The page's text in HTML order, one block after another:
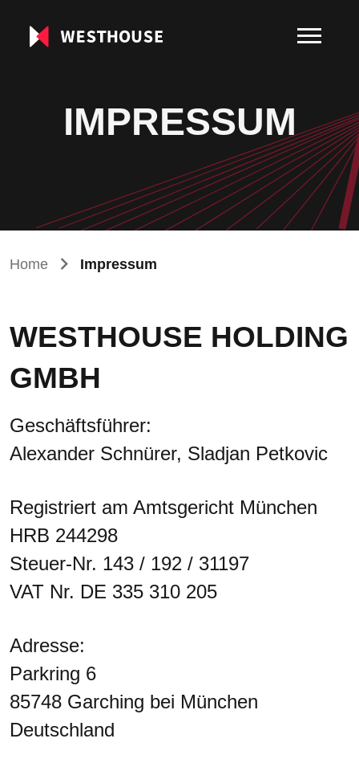
IMPRESSUM
Home Impressum
WESTHOUSE HOLDING
GMBH
Geschäftsführer:
Alexander Schnürer, Sladjan Petkovic
Registriert am Amtsgericht München
HRB 244298
Steuer-Nr. 143 / 192 / 31197
VAT Nr. DE 335 310 205
Adresse:
Parkring 6
85748 Garching bei München
Deutschland